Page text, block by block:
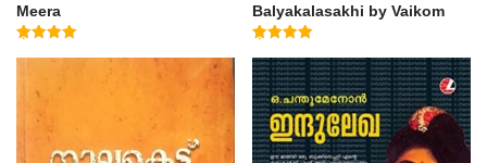
Meera
Balyakalasakhi by Vaikom
Muhammad Basheer
4.60
out of 5